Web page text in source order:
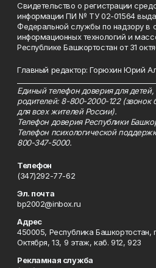
Свидетельство о регистрации
информации ПИ № ТУ 02-01564
Федеральной службы по надзору в
информационных технологий и
Республике Башкортостан от 31
Главный редактор: Горюхин Юрий
Единый телефон доверия для детей,
родителей: 8-800-2000-122
для всех жителей России).
Телефон доверия Республики
Телефон психологической
800-347-5000.
Телефон
(347)292-77-62
Эл. почта
bp2002@inbox.ru
Адрес
450005, Республика Башкортостан,
Октября, 13, 9 этаж, каб. 912, 923
Рекламная служба